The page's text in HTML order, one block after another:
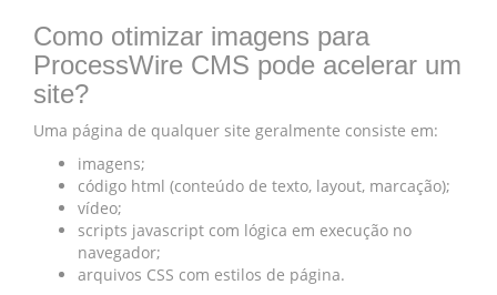
Como otimizar imagens para
ProcessWire CMS pode acelerar um
site?
Uma página de qualquer site geralmente consiste em:
imagens;
código html (conteúdo de texto, layout, marcação);
vídeo;
scripts javascript com lógica em execução no
navegador;
arquivos CSS com estilos de página.